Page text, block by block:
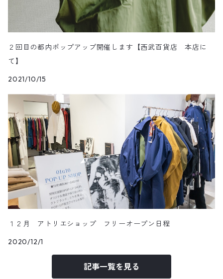
２回目の都内ポップアップ開催します【西武百貨店 本店に
て】
2021/10/15
１２月 アトリエショップ フリーオープン日程
2020/12/1
記事一覧を見る